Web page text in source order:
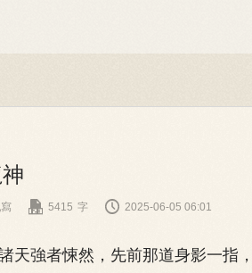
 5415 字  2025-06-05 06:01
強者悚然，先前那道身影一指